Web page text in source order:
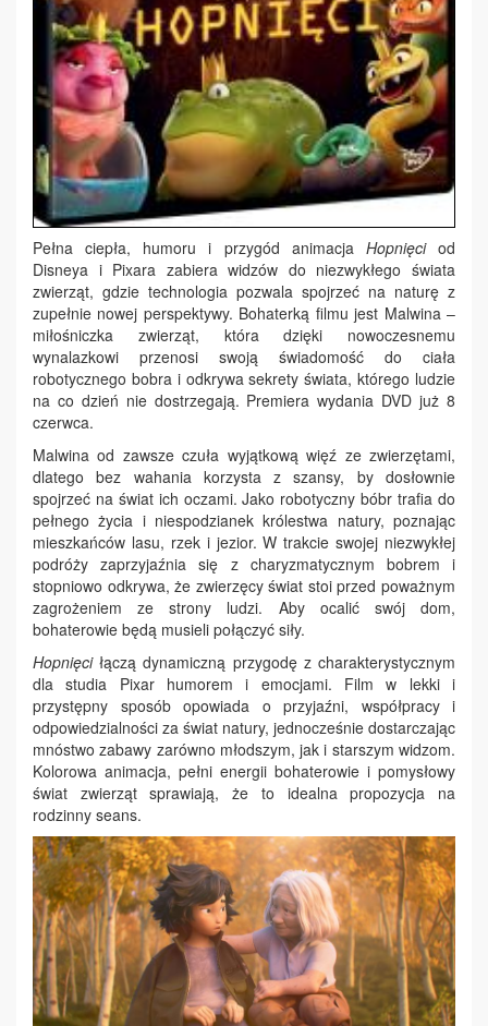
Pełna ciepła, humoru i przygód animacja Hopnięciod
Disneya i Pixara zabiera widzów do niezwykłego świata
zwierząt, gdzie technologia pozwala spojrzeć na naturę z
zupełnie nowej perspektywy. Bohaterką filmu jest Malwina –
miłośniczka zwierząt, która dzięki nowoczesnemu
wynalazkowi przenosi swoją świadomość do ciała
robotycznego bobra i odkrywa sekrety świata, którego ludzie
na co dzień nie dostrzegają. Premiera wydania DVD już 8
czerwca.
Malwina od zawsze czuła wyjątkową więź ze zwierzętami,
dlatego bez wahania korzysta z szansy, by dosłownie
spojrzeć na świat ich oczami. Jako robotyczny bóbr trafia do
pełnego życia i niespodzianek królestwa natury, poznając
mieszkańców lasu, rzek i jezior. W trakcie swojej niezwykłej
podróży zaprzyjaźnia się z charyzmatycznym bobrem i
stopniowo odkrywa, że zwierzęcy świat stoi przed poważnym
zagrożeniem ze strony ludzi. Aby ocalić swój dom,
bohaterowie będą musieli połączyć siły.
Hopnięciłączą dynamiczną przygodę z charakterystycznym
dla studia Pixar humorem i emocjami. Film w lekki i
przystępny sposób opowiada o przyjaźni, współpracy i
odpowiedzialności za świat natury, jednocześnie dostarczając
mnóstwo zabawy zarówno młodszym, jak i starszym widzom.
Kolorowa animacja, pełni energii bohaterowie i pomysłowy
świat zwierząt sprawiają, że to idealna propozycja na
rodzinny seans.